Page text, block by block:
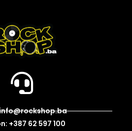
+387 62 597 100